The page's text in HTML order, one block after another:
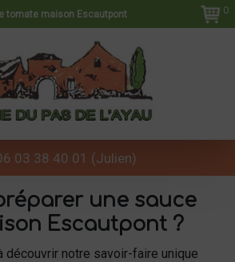
tomate maison Escautpont 0
03 38 40 01 (Julien)
une sauce
Escautpont ?
découvrir notre savoir-faire unique
cookies